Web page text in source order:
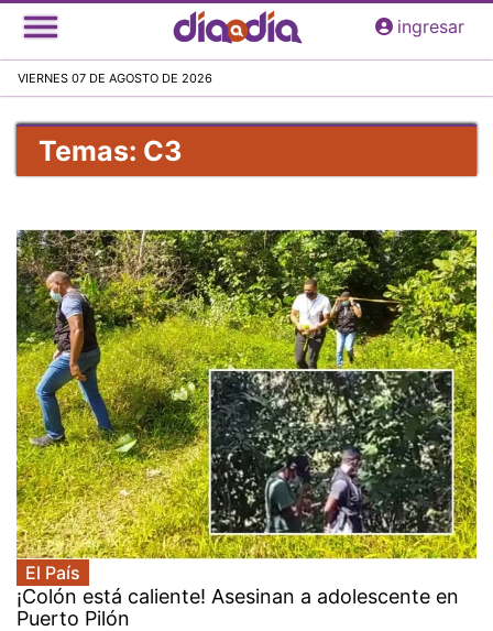
Pasar
al
principal
ingresar
VIERNES 07 DE AGOSTO DE 2026
Temas: C3
El País
¡Colón está caliente! Asesinan a adolescente en
Puerto Pilón